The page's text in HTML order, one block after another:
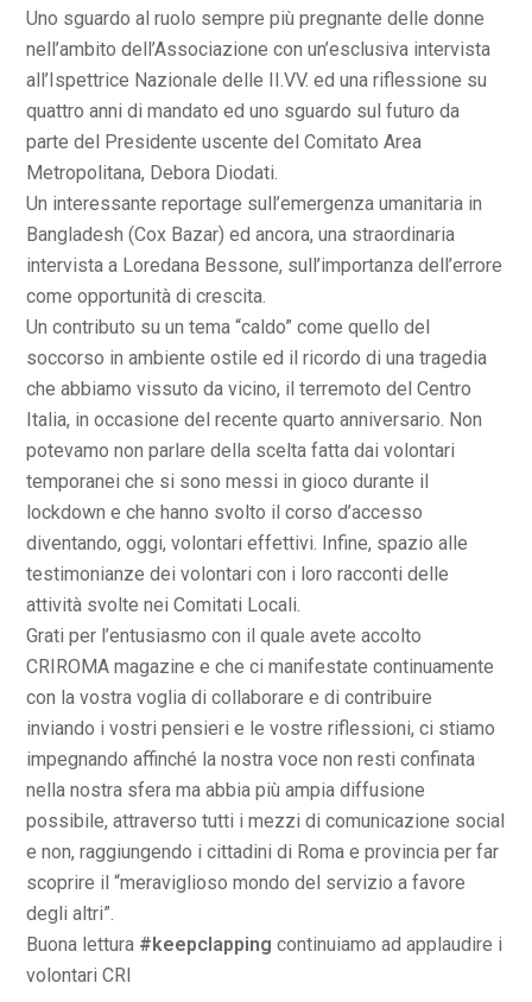
Uno sguardo al ruolo sempre più pregnante delle donne
nell’ambito dell’Associazione con un’esclusiva intervista
all’Ispettrice Nazionale delle II.VV. ed una riflessione su
quattro anni di mandato ed uno sguardo sul futuro da
parte del Presidente uscente del Comitato Area
Metropolitana, Debora Diodati.
Un interessante reportage sull’emergenza umanitaria in
Bangladesh (Cox Bazar) ed ancora, una straordinaria
intervista a Loredana Bessone, sull’importanza dell’errore
come opportunità di crescita.
Un contributo su un tema “caldo” come quello del
soccorso in ambiente ostile ed il ricordo di una tragedia
che abbiamo vissuto da vicino, il terremoto del Centro
Italia, in occasione del recente quarto anniversario. Non
potevamo non parlare della scelta fatta dai volontari
temporanei che si sono messi in gioco durante il
lockdown e che hanno svolto il corso d’accesso
diventando, oggi, volontari effettivi. Infine, spazio alle
testimonianze dei volontari con i loro racconti delle
attività svolte nei Comitati Locali.
Grati per l’entusiasmo con il quale avete accolto
CRIROMA magazine e che ci manifestate continuamente
con la vostra voglia di collaborare e di contribuire
inviando i vostri pensieri e le vostre riflessioni, ci stiamo
impegnando affinché la nostra voce non resti confinata
nella nostra sfera ma abbia più ampia diffusione
possibile, attraverso tutti i mezzi di comunicazione social
e non, raggiungendo i cittadini di Roma e provincia per far
scoprire il “meraviglioso mondo del servizio a favore
degli altri”.
Buona lettura #keepclapping continuiamo ad applaudire i
volontari CRI